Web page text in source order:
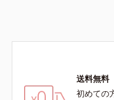
送料無料
初めての